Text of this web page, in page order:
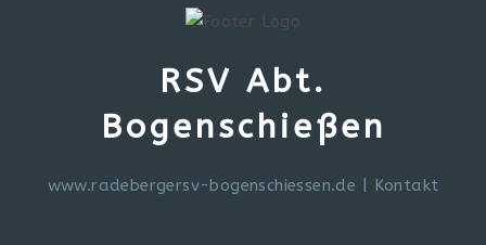
RSV Abt.
Bogenschießen
www.radebergersv-bogenschiessen.de Kontakt